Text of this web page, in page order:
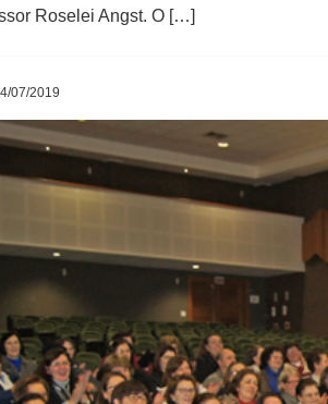
Roselei Angst. O […]
07/2019